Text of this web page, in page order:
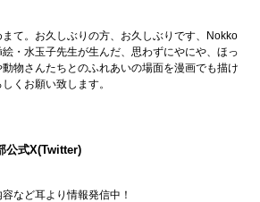
て。お久しぶりの方、お久しぶりです、Nokko
・水玉子先生が生んだ、思わずにやにや、ほっ
物さんたちとのふれあいの場面を漫画でも描け
くお願い致します。
公式X(Twitter)
など耳より情報発信中！